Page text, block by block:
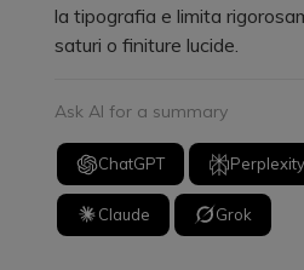
la tipografia e limita
saturi o finiture lucide.
Ask AI for a summary
ChatGPT Perplexity
Claude Grok